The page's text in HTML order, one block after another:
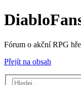
Fórum o akční RPG
Přejít na obsah